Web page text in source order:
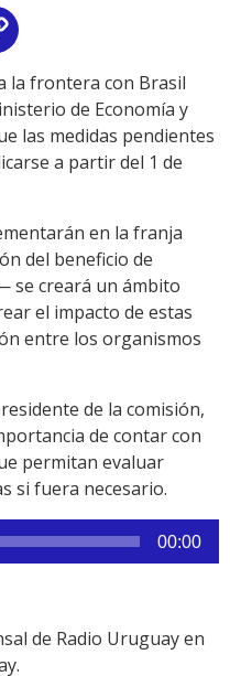
Link
la frontera con Brasil
de Economía y
las medidas pendientes
a partir del 1 de
en la franja
del beneficio de
se creará un ámbito
el impacto de estas
entre los organismos
de la comisión,
de contar con
permitan evaluar
si fuera necesario.
00:00
de Radio Uruguay en